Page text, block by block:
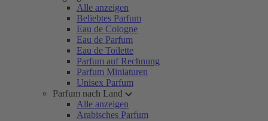
Alle anzeigen
Beliebtes Parfum
Eau de Cologne
Eau de Parfum
Eau de Toilette
Parfum auf Rechnung
Parfum Miniaturen
Unisex Parfum
Parfum nach Land
Alle anzeigen
Arabisches Parfum